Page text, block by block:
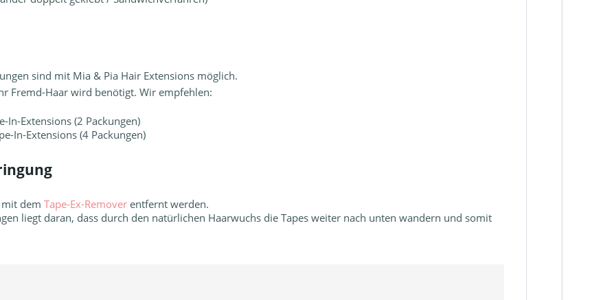
sind mit Mia & Pia Hair Extensions möglich.
Fremd-Haar wird benötigt. Wir empfehlen:
In-Extensions (2 Packungen)
In-Extensions (4 Packungen)
mit dem Tape-Ex-Remover entfernt werden.
liegt daran, dass durch den natürlichen Haarwuchs die Tapes weiter nach unten wandern und somit